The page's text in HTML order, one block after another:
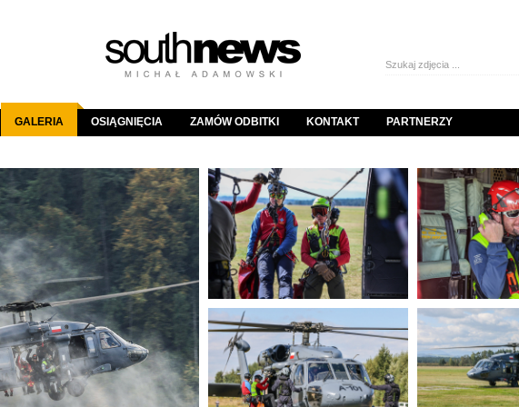
GALERIA OSIĄGNIĘCIA ZAMÓW ODBITKI KONTAKT PARTNERZY